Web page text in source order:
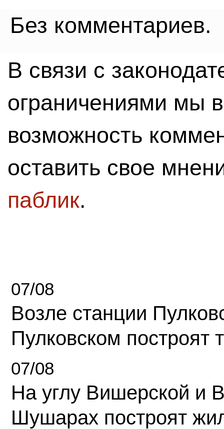
Без комментариев.
В связи с
ограничениями мы
возможность
оставить свое
паблик.
07/08
Возле станции
Пулковском построят
07/08
На углу Вишерской и
Шушарах построят